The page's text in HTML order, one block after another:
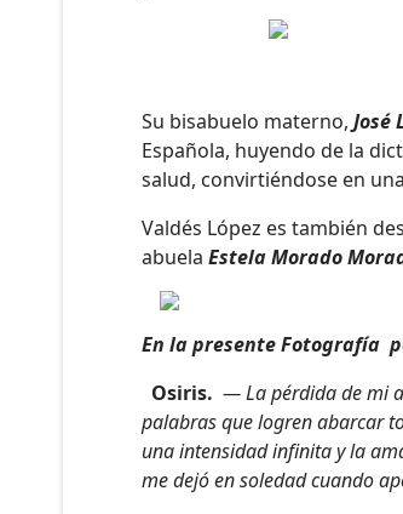
Su bisabuelo materno, José
Española, huyendo de la
salud, convirtiéndose en
Valdés López es también
abuela Estela Morado
En la presente Fotografía
Osiris. — La pérdida de mi
palabras que logren abarcar
una intensidad infinita y la
me dejó en soledad cuando